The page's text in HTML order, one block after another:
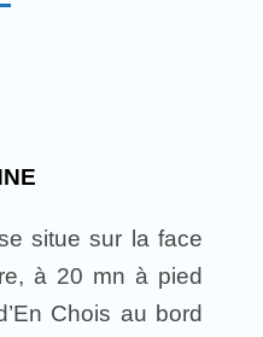
situe sur la face
à 20 mn à pied
Chois au bord